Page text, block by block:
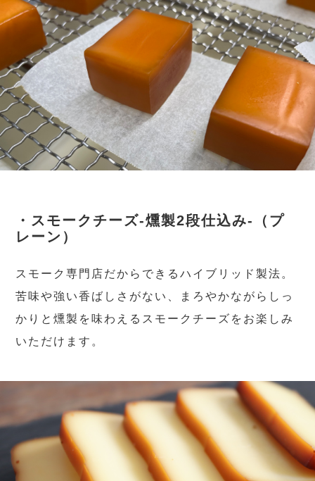
・スモークチーズ-燻製2段仕込み-（プ
レーン）
スモーク専門店だからできるハイブリッド製法。
苦味や強い香ばしさがない、まろやかながらしっ
かりと燻製を味わえるスモークチーズをお楽しみ
いただけます。